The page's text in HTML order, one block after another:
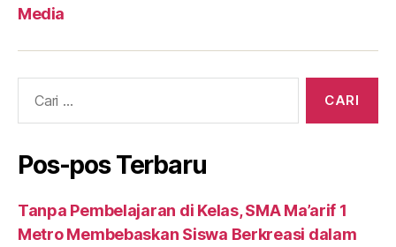
Media
Pos-pos Terbaru
Tanpa Pembelajaran di Kelas, SMA Ma’arif 1
Metro Membebaskan Siswa Berkreasi dalam